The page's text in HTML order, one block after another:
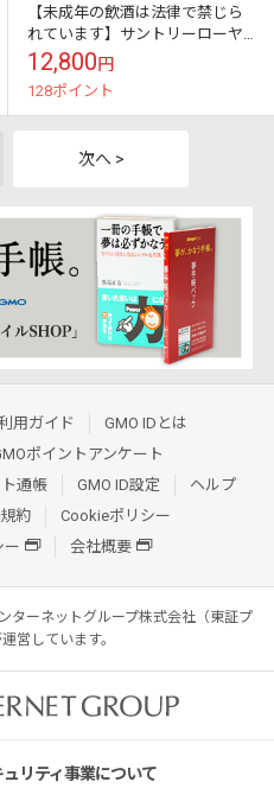
【未成年の飲酒は法律で禁じら
れています】サントリーローヤ
ル申年ボトル600ml43度
12,800円
128ポイント
次へ >
用ガイド
GMO IDとは
ポイントアンケート
通帳 GMO ID設定
ヘルプ
約
Cookieポリシー
ー
会社概要
ターネットグループ株式会社（東証プ
営しています。
リティ事業について